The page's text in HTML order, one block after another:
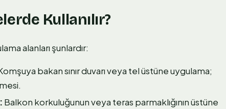
Kullanılır?
alanları şunlardır:
bakan sınır duvarı veya tel üstüne uygulama;
Balkon korkuluğunun veya teras parmaklığının üstüne